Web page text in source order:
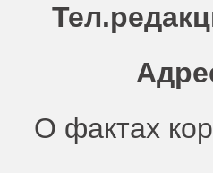
О фактах